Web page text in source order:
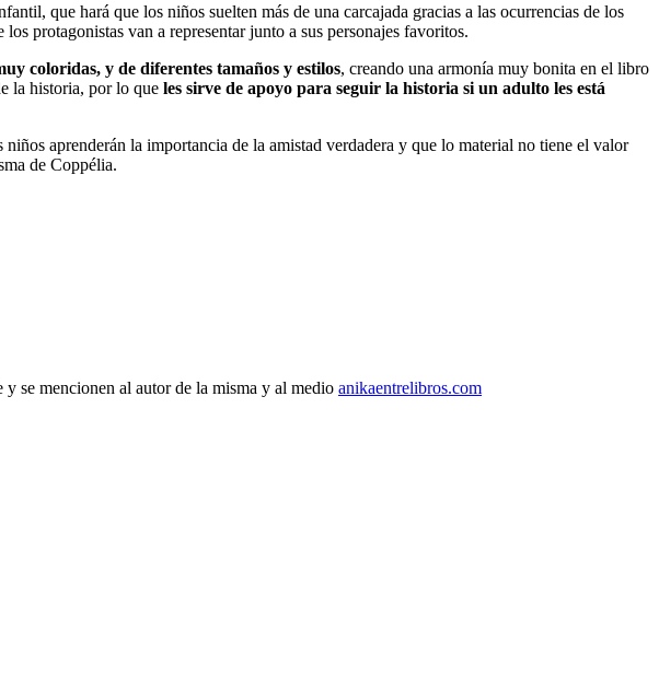
que hará que los niños suelten más de una carcajada gracias a las ocurrencias de los
los protagonistas van a representar junto a sus personajes favoritos.
coloridas, y de diferentes tamaños y estilos, creando una armonía muy bonita en el libro
la historia, por lo que les sirve de apoyo para seguir la historia si un adulto les está
niños aprenderán la importancia de la amistad verdadera y que lo material no tiene el valor
de Coppélia.
se mencionen al autor de la misma y al medio anikaentrelibros.com